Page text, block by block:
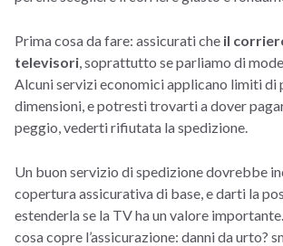
Prima cosa da fare: assicurati che il
televisori , soprattutto se parliamo di
Alcuni servizi economici applicano limiti di
dimensioni, e potresti trovarti a dover
peggio, vederti rifiutata la spedizione.
Un buon servizio di spedizione dovrebbe
copertura assicurativa di base, e darti la
estenderla se la TV ha un valore
cosa copre l’assicurazione: danni da urto?